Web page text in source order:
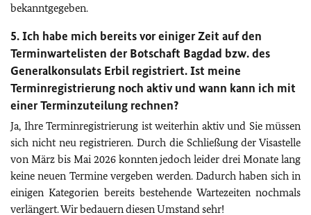
bekanntgegeben.
5. Ich habe mich bereits vor einiger Zeit auf den
Terminwartelisten der Botschaft Bagdad bzw. des
Generalkonsulats Erbil registriert. Ist meine
Terminregistrierung noch aktiv und wann kann ich mit
einer Terminzuteilung rechnen?
Ja, Ihre Terminregistrierung ist weiterhin aktiv und Sie müssen
sich nicht neu registrieren. Durch die Schließung der Visastelle
von März bis Mai 2026 konnten jedoch leider drei Monate lang
keine neuen Termine vergeben werden. Dadurch haben sich in
einigen Kategorien bereits bestehende Wartezeiten nochmals
verlängert. Wir bedauern diesen Umstand sehr!